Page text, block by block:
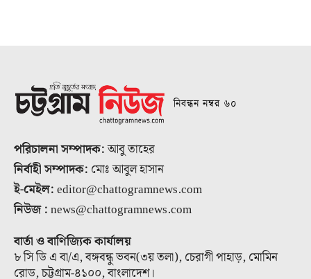
নিবন্ধন নম্বর ৬০
পরিচালনা সম্পাদক:আবু তাহের
নির্বাহী সম্পাদক: মোঃ আবুল হাসান
ই-মেইল:editor@chattogramnews.com
নিউজ :news@chattogramnews.com
বার্তা ও বাণিজ্যিক কার্যালয়
৮ সি ডি এ বা/এ, বঙ্গবন্ধু ভবন(৩য় তলা), চেরাগী পাহাড়, মোমিন
রোড, চট্টগ্রাম-৪১০০, বাংলাদেশ।